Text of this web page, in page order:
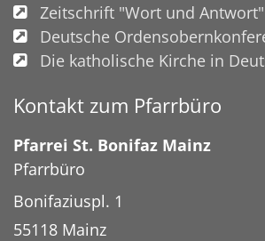
Zeitschrift "Wort und Antwort"
Deutsche
Die katholische Kirche in
Kontakt zum Pfarrbüro
Pfarrei St. Bonifaz Mainz
Pfarrbüro
Bonifaziuspl. 1
55118 Mainz